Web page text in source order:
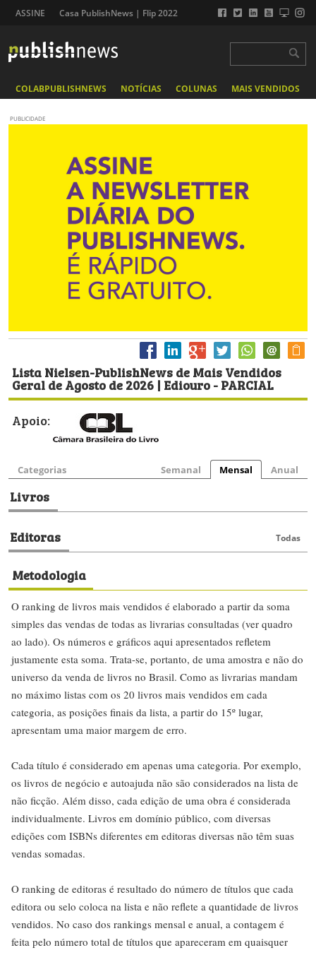
ASSINE Casa PublishNews | Flip 2022
COLABPUBLISHNEWS NOTÍCIAS COLUNAS MAIS VENDIDOS
PUBLICIDADE
Lista Nielsen-PublishNews de Mais Vendidos
Geral de Agosto de 2026 | Ediouro - PARCIAL
Apoio:
Categorias Semanal Mensal Anual
Livros
Editoras Todas
Metodologia
O ranking de livros mais vendidos é elaborado a partir da soma
simples das vendas de todas as livrarias consultadas (ver quadro
ao lado). Os números e gráficos aqui apresentados refletem
justamente esta soma. Trata-se, portanto, de uma amostra e não do
universo da venda de livros no Brasil. Como as livrarias mandam
no máximo listas com os 20 livros mais vendidos em cada
categoria, as posições finais da lista, a partir do 15º lugar,
apresentam uma maior margem de erro.
Cada título é considerado em apenas uma categoria. Por exemplo,
os livros de negócio e autoajuda não são considerados na lista de
não ficção. Além disso, cada edição de uma obra é considerada
individualmente. Livros em domínio público, com diversas
edições com ISBNs diferentes em editoras diversas não têm suas
vendas somadas.
O ranking de editoras é resultado do número de títulos que cada
editora ou selo coloca na lista e não reflete a quantidade de livros
vendidos. No caso dos rankings mensal e anual, a contagem é
feita pelo número total de títulos que apareceram em quaisquer